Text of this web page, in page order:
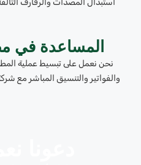
المساعدة في
نحن نعمل على تبسيط عملية
والفواتير والتنسيق المباشر مع